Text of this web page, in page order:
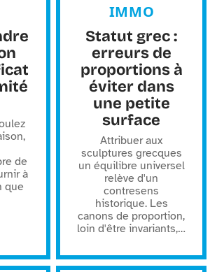
de
à
que
IMMO
Statut grec :
erreurs de
proportions à
éviter dans
une petite
surface
Attribuer aux
sculptures grecques
un équilibre universel
relève d'un
contresens
historique. Les
canons de proportion,
loin d'être invariants,…